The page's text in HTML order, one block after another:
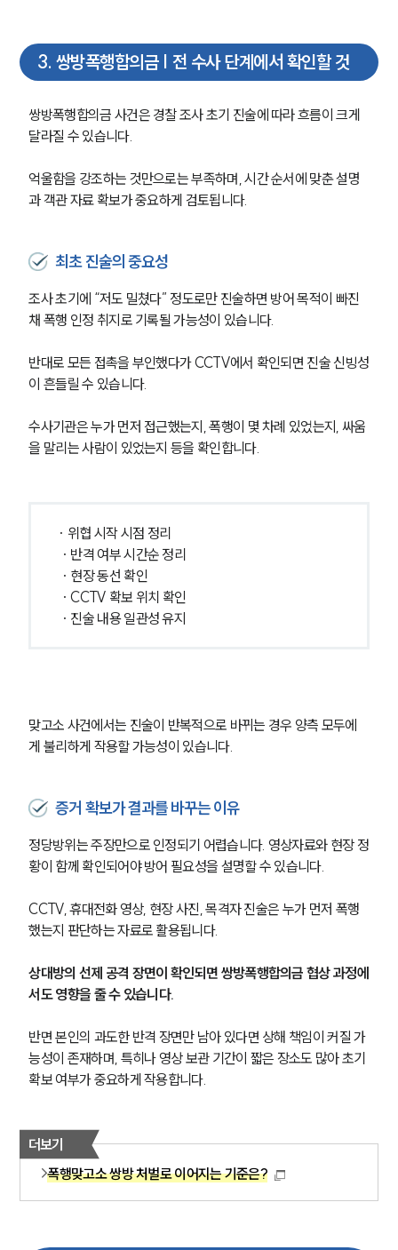
그룹소개
오시는 길
글로벌 파트너 로펌
고객의 소리
통합검색
AI대륜
업무사례
형사 주요 업무사례
사례분석/최신동향
형사 법률정보
법률지식인
형사소송·상담후기
형사그룹 업무
3. 쌍방폭행합의금 | 전 수사 단계에서 확인할 것
쌍방폭행합의금 사건은 경찰 조사 초기 진술에 따라 흐름이 크게
달라질 수 있습니다.
억울함을 강조하는 것만으로는 부족하며, 시간 순서에 맞춘 설명
과 객관 자료 확보가 중요하게 검토됩니다.
최초 진술의 중요성
조사 초기에 “저도 밀쳤다” 정도로만 진술하면 방어 목적이 빠진
채 폭행 인정 취지로 기록될 가능성이 있습니다.
반대로 모든 접촉을 부인했다가 CCTV에서 확인되면 진술 신빙성
이 흔들릴 수 있습니다.
수사기관은 누가 먼저 접근했는지, 폭행이 몇 차례 있었는지, 싸움
을 말리는 사람이 있었는지 등을 확인합니다.
· 위협 시작 시점 정리
· 반격 여부 시간순 정리
· 현장 동선 확인
· CCTV 확보 위치 확인
· 진술 내용 일관성 유지
맞고소 사건에서는 진술이 반복적으로 바뀌는 경우 양측 모두에
게 불리하게 작용할 가능성이 있습니다.
증거 확보가 결과를 바꾸는 이유
정당방위는 주장만으로 인정되기 어렵습니다. 영상자료와 현장 정
황이 함께 확인되어야 방어 필요성을 설명할 수 있습니다.
CCTV, 휴대전화 영상, 현장 사진, 목격자 진술은 누가 먼저 폭행
했는지 판단하는 자료로 활용됩니다.
상대방의 선제 공격 장면이 확인되면 쌍방폭행합의금 협상 과정에
서도 영향을 줄 수 있습니다.
반면 본인의 과도한 반격 장면만 남아 있다면 상해 책임이 커질 가
능성이 존재하며, 특히나 영상 보관 기간이 짧은 장소도 많아 초기
확보 여부가 중요하게 작용합니다.
더보기
폭행맞고소 쌍방 처벌로 이어지는 기준은?